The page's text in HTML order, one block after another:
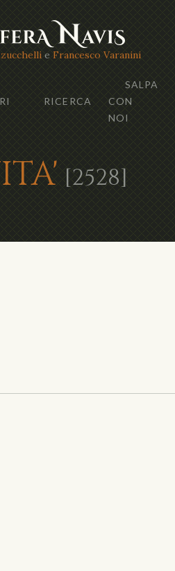
e Francesco Varanini
RICERCA
SALPA
CON
NOI
[2528]